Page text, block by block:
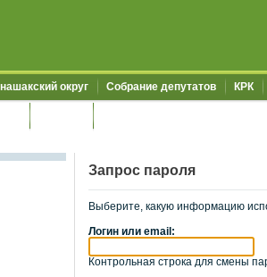
округ Собрание депутатов КРК
Запрос пароля
Выберите, какую информацию
Логин или email:
Контрольная строка для смены